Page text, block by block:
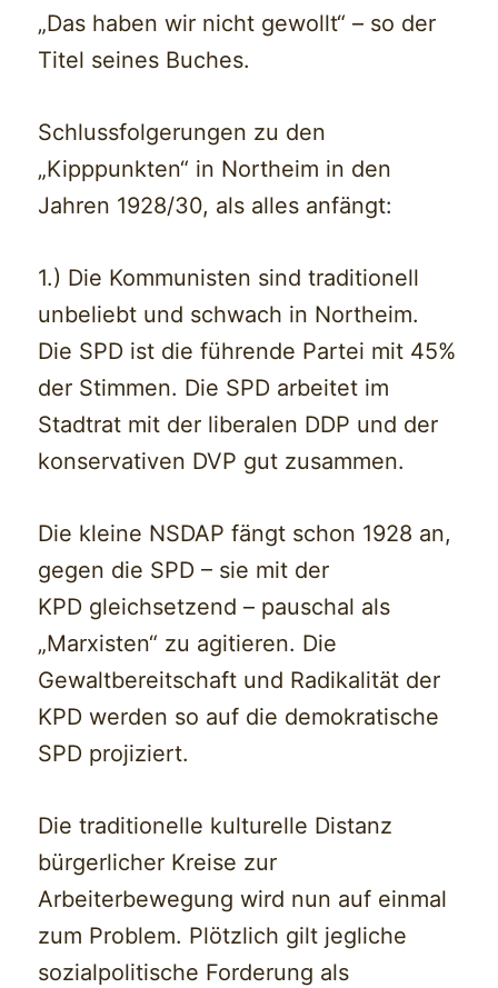
„Das haben wir nicht gewollt“ – so der
Titel seines Buches.
Schlussfolgerungen zu den
„Kipppunkten“ in Northeim in den
Jahren 1928/30, als alles anfängt:
1.) Die Kommunisten sind traditionell
unbeliebt und schwach in Northeim.
Die SPD ist die führende Partei mit 45%
der Stimmen. Die SPD arbeitet im
Stadtrat mit der liberalen DDP und der
konservativen DVP gut zusammen.
Die kleine NSDAP fängt schon 1928 an,
gegen die SPD – sie mit der
KPD gleichsetzend – pauschal als
„Marxisten“ zu agitieren. Die
Gewaltbereitschaft und Radikalität der
KPD werden so auf die demokratische
SPD projiziert.
Die traditionelle kulturelle Distanz
bürgerlicher Kreise zur
Arbeiterbewegung wird nun auf einmal
zum Problem. Plötzlich gilt jegliche
sozialpolitische Forderung als